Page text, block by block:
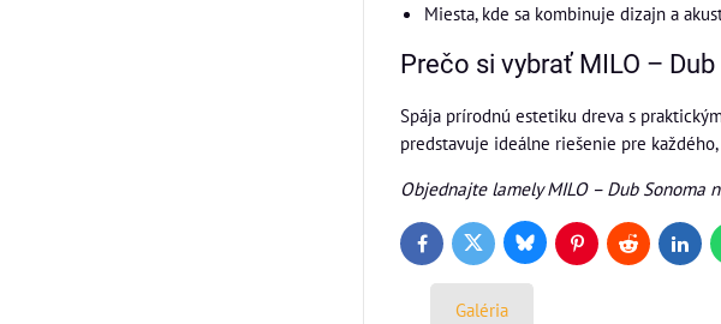
Miesta, kde sa kombinuje dizajn a
Prečo si vybrať MILO –
Spája prírodnú estetiku dreva s
predstavuje ideálne riešenie pre
Objednajte lamely MILO – Dub Sonoma
FacebookTwitter BlueskyPinterestReddit
Galéria